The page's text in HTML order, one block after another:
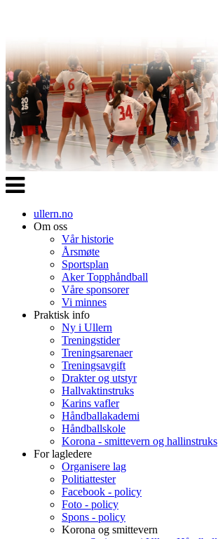
Veksle
navigasjon
ullern.no
Om oss
Vår historie
Årsmøte
Sportsplan
Aker Topphåndball
Våre sponsorer
Vi minnes
Praktisk info
Ny i Ullern
Treningstider
Treningsarenaer
Treningsavgift
Drakter og utstyr
Hallvaktinstruks
Karins vafler
Håndballakademi
Håndballskole
Korona - smittevern og hallinstruks
For lagledere
Organisere lag
Politiattester
Facebook - policy
Foto - policy
Spons - policy
Korona og smittevern